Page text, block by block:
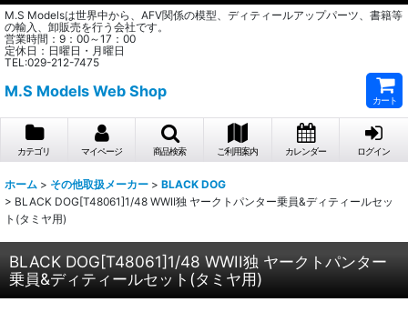
M.S Modelsは世界中から、AFV関係の模型、ディティールアップパーツ、書籍等
の輸入、卸販売を行う会社です。
営業時間：9：00～17：00
定休日：日曜日・月曜日
TEL:029-212-7475
M.S Models Web Shop
カート
カテゴリ マイページ 商品検索 ご利用案内 カレンダー ログイン
ホーム > その他取扱メーカー > BLACK DOG
> BLACK DOG[T48061]1/48 WWII独 ヤークトパンター乗員&ディティールセッ
ト(タミヤ用)
BLACK DOG[T48061]1/48 WWII独 ヤークトパンター
乗員&ディティールセット(タミヤ用)